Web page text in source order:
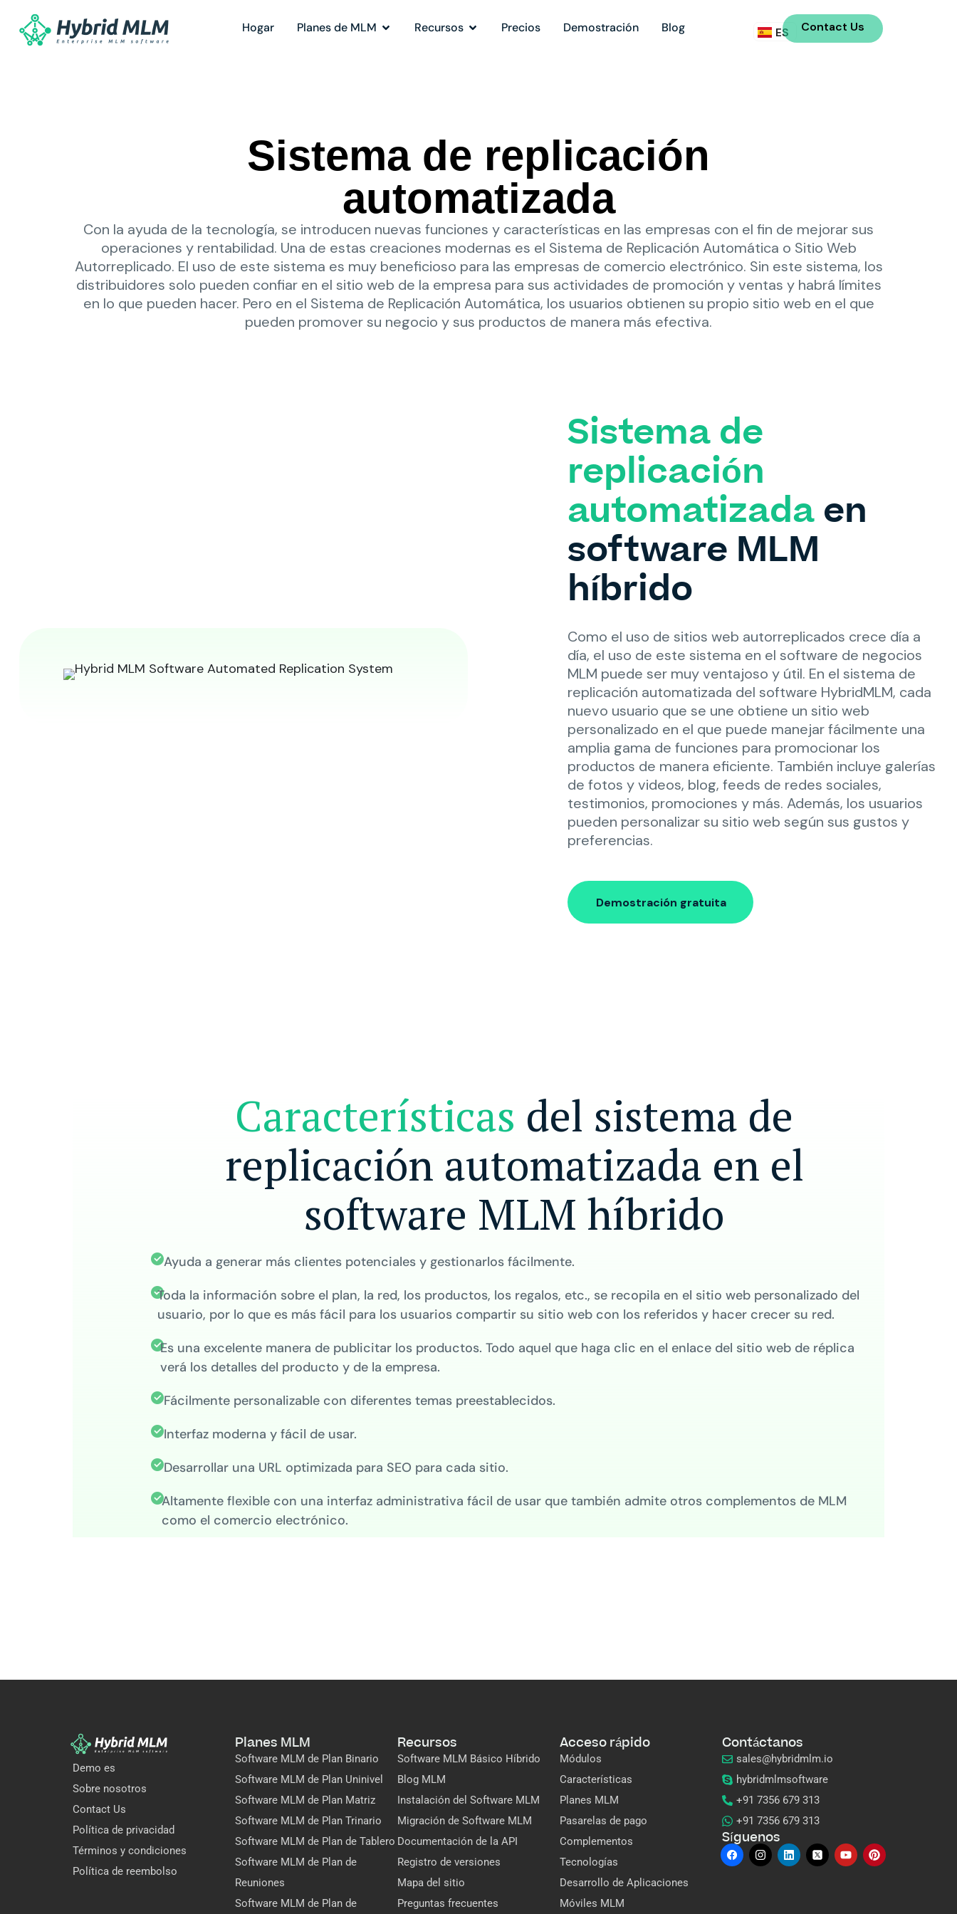
Hogar Planes de MLM Recursos Precios Demostración Blog ES
DE
IT
Contact Us
Sistema de replicación
automatizada
Con la ayuda de la tecnología, se introducen nuevas funciones y características en las empresas con el fin de mejorar sus
operaciones y rentabilidad. Una de estas creaciones modernas es el Sistema de Replicación Automática o Sitio Web
Autorreplicado. El uso de este sistema es muy beneficioso para las empresas de comercio electrónico. Sin este sistema, los
distribuidores solo pueden confiar en el sitio web de la empresa para sus actividades de promoción y ventas y habrá límites
en lo que pueden hacer. Pero en el Sistema de Replicación Automática, los usuarios obtienen su propio sitio web en el que
pueden promover su negocio y sus productos de manera más efectiva.
Sistema de
replicación
automatizada en
software MLM
híbrido
Como el uso de sitios web autorreplicados crece día a
día, el uso de este sistema en el software de negocios
MLM puede ser muy ventajoso y útil. En el sistema de
replicación automatizada del software HybridMLM, cada
nuevo usuario que se une obtiene un sitio web
personalizado en el que puede manejar fácilmente una
amplia gama de funciones para promocionar los
productos de manera eficiente. También incluye galerías
de fotos y videos, blog, feeds de redes sociales,
testimonios, promociones y más. Además, los usuarios
pueden personalizar su sitio web según sus gustos y
preferencias.
Demostración gratuita
Características del sistema de
replicación automatizada en el
software MLM híbrido
Ayuda a generar más clientes potenciales y gestionarlos fácilmente.
Toda la información sobre el plan, la red, los productos, los regalos, etc., se recopila en el sitio web personalizado del
usuario, por lo que es más fácil para los usuarios compartir su sitio web con los referidos y hacer crecer su red.
Es una excelente manera de publicitar los productos. Todo aquel que haga clic en el enlace del sitio web de réplica
verá los detalles del producto y de la empresa.
Fácilmente personalizable con diferentes temas preestablecidos.
Interfaz moderna y fácil de usar.
Desarrollar una URL optimizada para SEO para cada sitio.
Altamente flexible con una interfaz administrativa fácil de usar que también admite otros complementos de MLM
como el comercio electrónico.
Demo es
Sobre nosotros
Contact Us
Política de privacidad
Términos y condiciones
Política de reembolso
Planes MLM
Software MLM de Plan Binario
Software MLM de Plan Uninivel
Software MLM de Plan Matriz
Software MLM de Plan Trinario
Software MLM de Plan de Tablero
Software MLM de Plan de
Reuniones
Software MLM de Plan de
Recursos
Software MLM Básico Híbrido
Blog MLM
Instalación del Software MLM
Migración de Software MLM
Documentación de la API
Registro de versiones
Mapa del sitio
Preguntas frecuentes
Acceso rápido
Módulos
Características
Planes MLM
Pasarelas de pago
Complementos
Tecnologías
Desarrollo de Aplicaciones
Móviles MLM
Contáctanos
sales@hybridmlm.io
hybridmlmsoftware
+91 7356 679 313
+91 7356 679 313
Síguenos